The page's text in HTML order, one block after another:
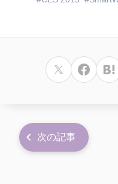
次の記事